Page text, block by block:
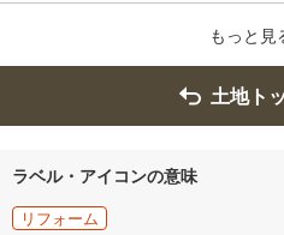
もっと見
土地ト
ラベル・アイコンの意味
リフォーム